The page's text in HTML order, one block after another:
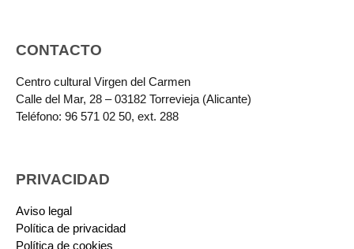
CONTACTO
Centro cultural Virgen del Carmen
Calle del Mar, 28 – 03182 Torrevieja (Alicante)
Teléfono: 96 571 02 50, ext. 288
PRIVACIDAD
Aviso legal
Política de privacidad
Política de cookies